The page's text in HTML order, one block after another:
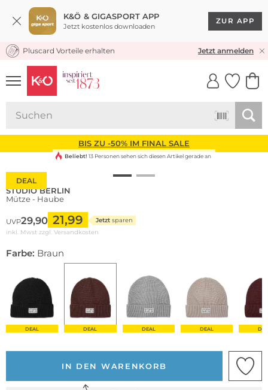
K&Ö & GIGASPORT APP
Jetzt kostenlos downloaden
ZUR APP
KOSTENLOSER VERSAND* & RÜCKVERSAND
Pluscard Vorteile erhalten Jetzt anmelden
UNSERE APP
CLICK &
BIS ZU -50% IM FINAL SALE
DEAL
Beliebt! 13 Personen sehen sich diesen Artikel gerade an
STUDIO BERLIN
Mütze - Haube
UVP29,90 21,99 Jetzt sparen
inkl. Mwst zzgl. Versandkosten
Farbe: Braun
DEAL DEAL DEAL DEAL
IN DEN WARENKORB